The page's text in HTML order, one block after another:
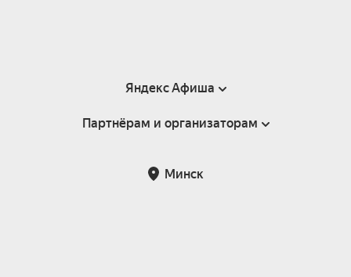
Яндекс Афиша
Справка
Партнёрам и организаторам
Минск